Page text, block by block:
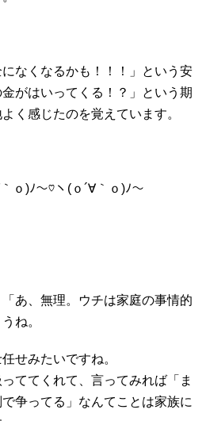
なくなるかも！！！」という安
がはいってくる！？」という期
く感じたのを覚えています。
ｏ)ﾉ〜♡ヽ(ｏ´∀｀ｏ)ﾉ〜
あ、無理。ウチは家庭の事情的
ね。
せみたいですね。
ててくれて、言ってみれば「ま
争ってる」なんてことは家族に